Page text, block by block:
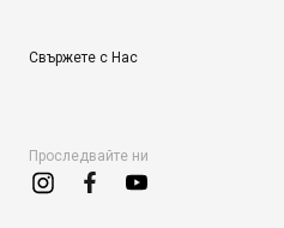
Свържете с Нас
Проследвайте ни